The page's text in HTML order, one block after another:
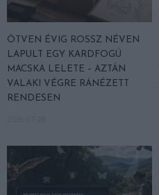
ÖTVEN ÉVIG ROSSZ NÉVEN
LAPULT EGY KARDFOGÚ
MACSKA LELETE – AZTÁN
VALAKI VÉGRE RÁNÉZETT
RENDESEN